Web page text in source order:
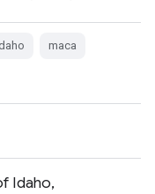
maca
Idaho,